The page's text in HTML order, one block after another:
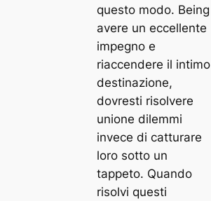
questo modo. Being
avere un eccellente
impegno e
riaccendere il intimo
destinazione,
dovresti risolvere
unione dilemmi
invece di catturare
loro sotto un
tappeto. Quando
risolvi questi